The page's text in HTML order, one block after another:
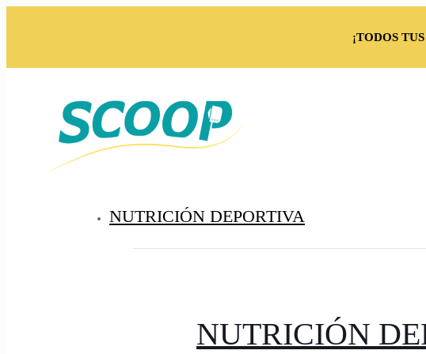
¡TODOS
NUTRICIÓN DEPORTIVA
NUTRICIÓN